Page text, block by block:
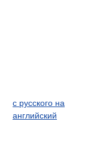
с русского на
английский